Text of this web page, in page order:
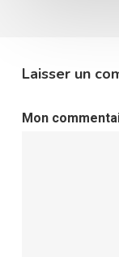
Laisser un
Mon